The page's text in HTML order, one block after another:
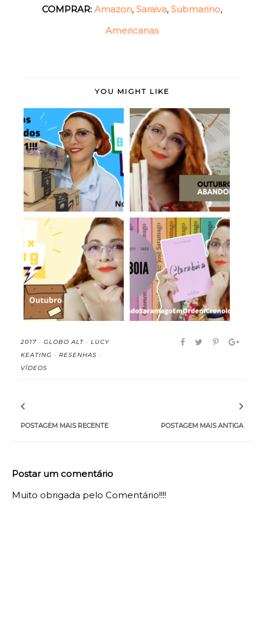
COMPRAR: Amazon, Saraiva, Submarino,
Americanas
YOU MIGHT LIKE
Último Book Haul de
2021! (Livros a...
Leituras de Outubro
de 2021
Book Haul de
Outubro de 2021
Claraboia - José
Saramago
(#LendoSa...
2017 · GLOBO ALT · LUCY
KEATING · RESENHAS ·
VÍDEOS
POSTAGEM MAIS RECENTE POSTAGEM MAIS ANTIGA
Postar um comentário
Muito obrigada pelo Comentário!!!!